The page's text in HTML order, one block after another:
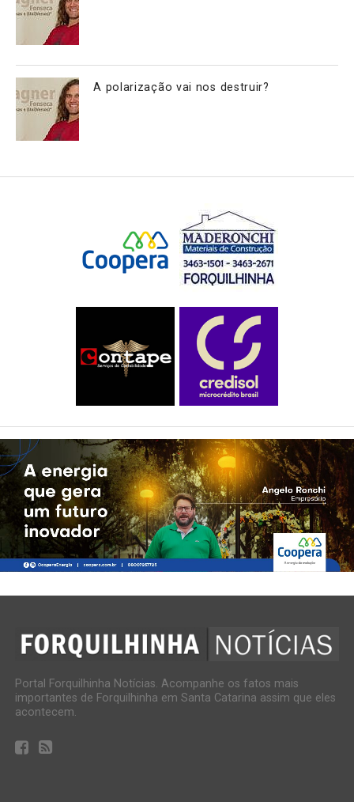
A polarização vai nos destruir?
Portal Forquilhinha Notícias. Acompanhe os fatos mais
importantes de Forquilhinha em Santa Catarina assim que eles
acontecem.